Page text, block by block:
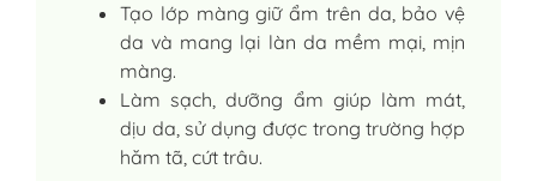
Tạo lớp màng giữ ẩm trên da, bảo vệ
da và mang lại làn da mềm mại, mịn
màng.
Làm sạch, dưỡng ẩm giúp làm mát,
dịu da, sử dụng được trong trường hợp
hăm tã, cứt trâu.